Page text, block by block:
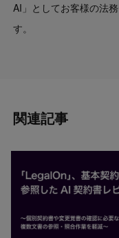
AI」としてお客様の法
す。
関連記事